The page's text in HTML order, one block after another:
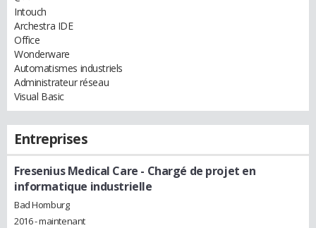
Intouch
Archestra IDE
Office
Wonderware
Automatismes industriels
Administrateur réseau
Visual Basic
Entreprises
Fresenius Medical Care - Chargé de projet en
informatique industrielle
Bad Homburg
2016 - maintenant